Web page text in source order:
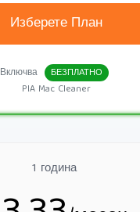
Изберете План
Включва БЕЗПЛАТНО
PIA Mac Cleaner
1 година